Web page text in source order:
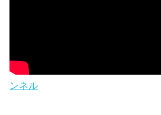
ンネル